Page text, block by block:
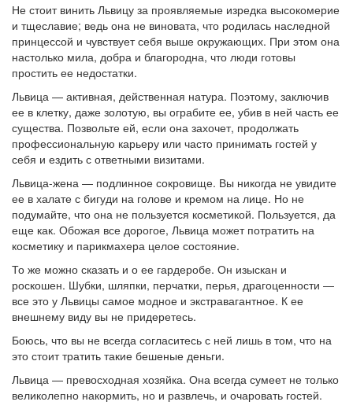
Не стоит винить Львицу за проявляемые изредка высокомерие
и тщеславие; ведь она не виновата, что родилась наследной
принцессой и чувствует себя выше окружающих. При этом она
настолько мила, добра и благородна, что люди готовы
простить ее недостатки.
Львица — активная, действенная натура. Поэтому, заключив
ее в клетку, даже золотую, вы ограбите ее, убив в ней часть ее
существа. Позвольте ей, если она захочет, продолжать
профессиональную карьеру или часто принимать гостей у
себя и ездить с ответными визитами.
Львица-жена — подлинное сокровище. Вы никогда не увидите
ее в халате с бигуди на голове и кремом на лице. Но не
подумайте, что она не пользуется косметикой. Пользуется, да
еще как. Обожая все дорогое, Львица может потратить на
косметику и парикмахера целое состояние.
То же можно сказать и о ее гардеробе. Он изыскан и
роскошен. Шубки, шляпки, перчатки, перья, драгоценности —
все это у Львицы самое модное и экстравагантное. К ее
внешнему виду вы не придеретесь.
Боюсь, что вы не всегда согласитесь с ней лишь в том, что на
это стоит тратить такие бешеные деньги.
Львица — превосходная хозяйка. Она всегда сумеет не только
великолепно накормить, но и развлечь, и очаровать гостей.